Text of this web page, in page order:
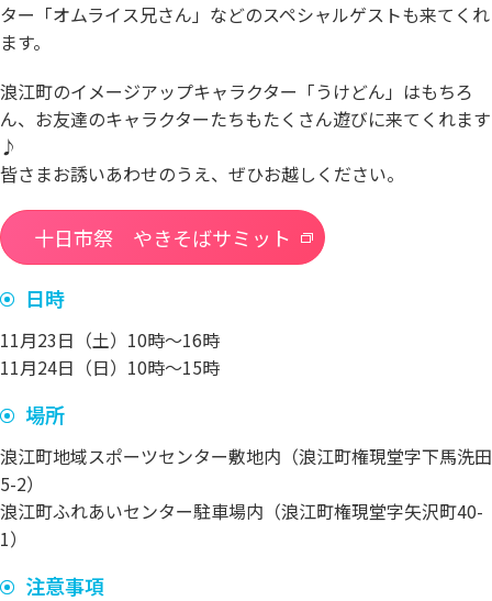
ター「オムライス兄さん」などのスペシャルゲストも来てくれ
ます。
浪江町のイメージアップキャラクター「うけどん」はもちろ
ん、お友達のキャラクターたちもたくさん遊びに来てくれます
♪
皆さまお誘いあわせのうえ、ぜひお越しください。
十日市祭 やきそばサミット
日時
11月23日（土）10時～16時
11月24日（日）10時～15時
場所
浪江町地域スポーツセンター敷地内（浪江町権現堂字下馬洗田
5-2）
浪江町ふれあいセンター駐車場内（浪江町権現堂字矢沢町40-
1）
注意事項